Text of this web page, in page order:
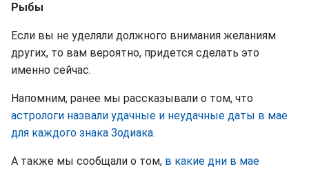
Рыбы
Если вы не уделяли должного внимания желаниям
других, то вам вероятно, придется сделать это
именно сейчас.
Напомним, ранее мы рассказывали о том, что
астрологи назвали удачные и неудачные даты в мае
для каждого знака Зодиака.
А также мы сообщали о том, в какие дни в мае